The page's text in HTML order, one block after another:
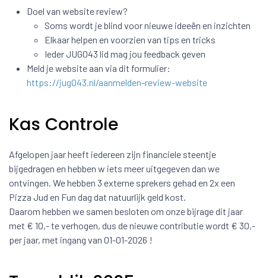
Doel van website review?
Soms wordt je blind voor nieuwe ideeën en inzichten
Elkaar helpen en voorzien van tips en tricks
Ieder JUG043 lid mag jou feedback geven
Meld je website aan via dit formulier:
https://jug043.nl/aanmelden-review-website
Kas Controle
Afgelopen jaar heeft iedereen zijn financiele steentje
bijgedragen en hebben w iets meer uitgegeven dan we
ontvingen. We hebben 3 externe sprekers gehad en 2x een
Pizza Jud en Fun dag dat natuurlijk geld kost.
Daarom hebben we samen besloten om onze bijrage dit jaar
met € 10,- te verhogen, dus de nieuwe contributie wordt € 30,-
per jaar, met ingang van 01-01-2026 !